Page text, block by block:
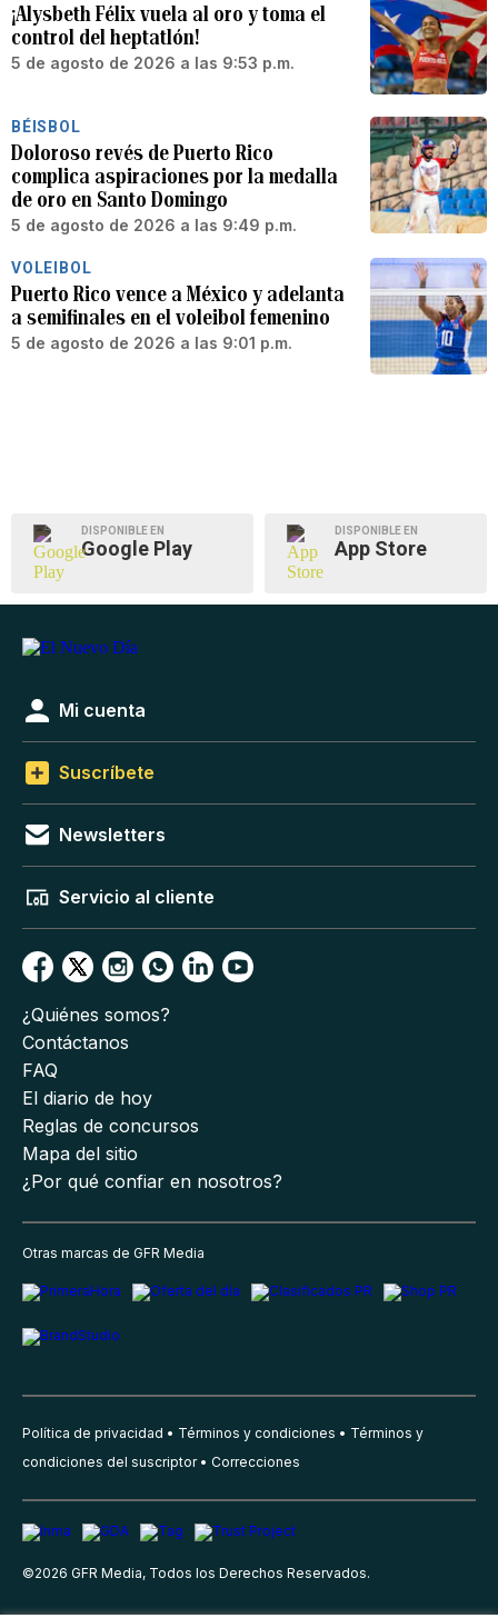
¡Alysbeth Félix vuela al oro y toma el
control del heptatlón!
5 de agosto de 2026 a las 9:53 p.m.
BÉISBOL
Doloroso revés de Puerto Rico
complica aspiraciones por la medalla
de oro en Santo Domingo
5 de agosto de 2026 a las 9:49 p.m.
VOLEIBOL
Puerto Rico vence a México y adelanta
a semifinales en el voleibol femenino
5 de agosto de 2026 a las 9:01 p.m.
DISPONIBLE EN
Google Play
DISPONIBLE EN
App Store
Mi cuenta
Suscríbete
Newsletters
Servicio al cliente
¿Quiénes somos?
Contáctanos
FAQ
El diario de hoy
Reglas de concursos
Mapa del sitio
¿Por qué confiar en nosotros?
Otras marcas de GFR Media
Política de privacidad Términos y condiciones
Términos y
condiciones del suscriptor
Correcciones
©2026 GFR Media, Todos los Derechos Reservados.